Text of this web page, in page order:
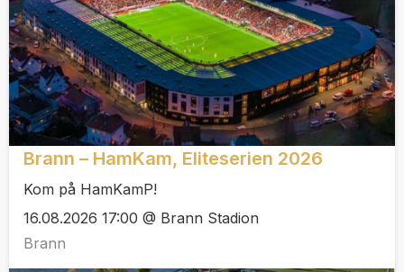
Brann – HamKam, Eliteserien 2026
Kom på HamKamP!
16.08.2026 17:00 @ Brann Stadion
Brann